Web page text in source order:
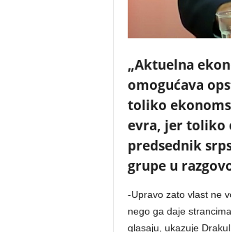
„Aktuelna
omogućava
toliko
evra, jer toliko
predsednik
grupe u
-Upravo zato vlast ne
nego ga daje
glasaju, ukazuje